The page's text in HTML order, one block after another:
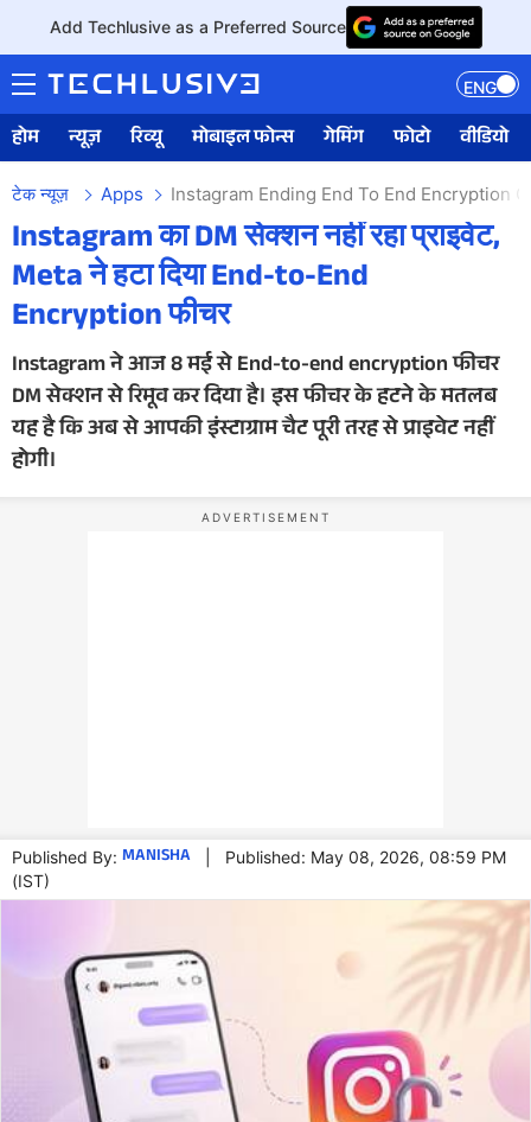
Add Techlusive as a Preferred Source
ENG
होम न्यूज़ रिव्यू मोबाइल फोन्स गेमिंग फोटो वीडियो
टेक न्यूज़ Apps Instagram Ending End To End Encryption
Instagram का DM सेक्शन नहीं रहा प्राइवेट,
Meta ने हटा दिया End-to-End
Encryption फीचर
Instagram ने आज 8 मई से End-to-end encryption फीचर
DM सेक्शन से रिमूव कर दिया है। इस फीचर के हटने के मतलब
यह है कि अब से आपकी इंस्टाग्राम चैट पूरी तरह से प्राइवेट नहीं
होगी।
Published By: MANISHA
Published: May 08, 2026, 08:59 PM
(IST)